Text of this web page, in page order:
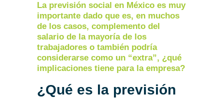
La previsión social en México es muy
importante dado que es, en muchos
de los casos, complemento del
salario de la mayoría de los
trabajadores o también podría
considerarse como un “extra”, ¿qué
implicaciones tiene para la empresa?
¿Qué es la previsión